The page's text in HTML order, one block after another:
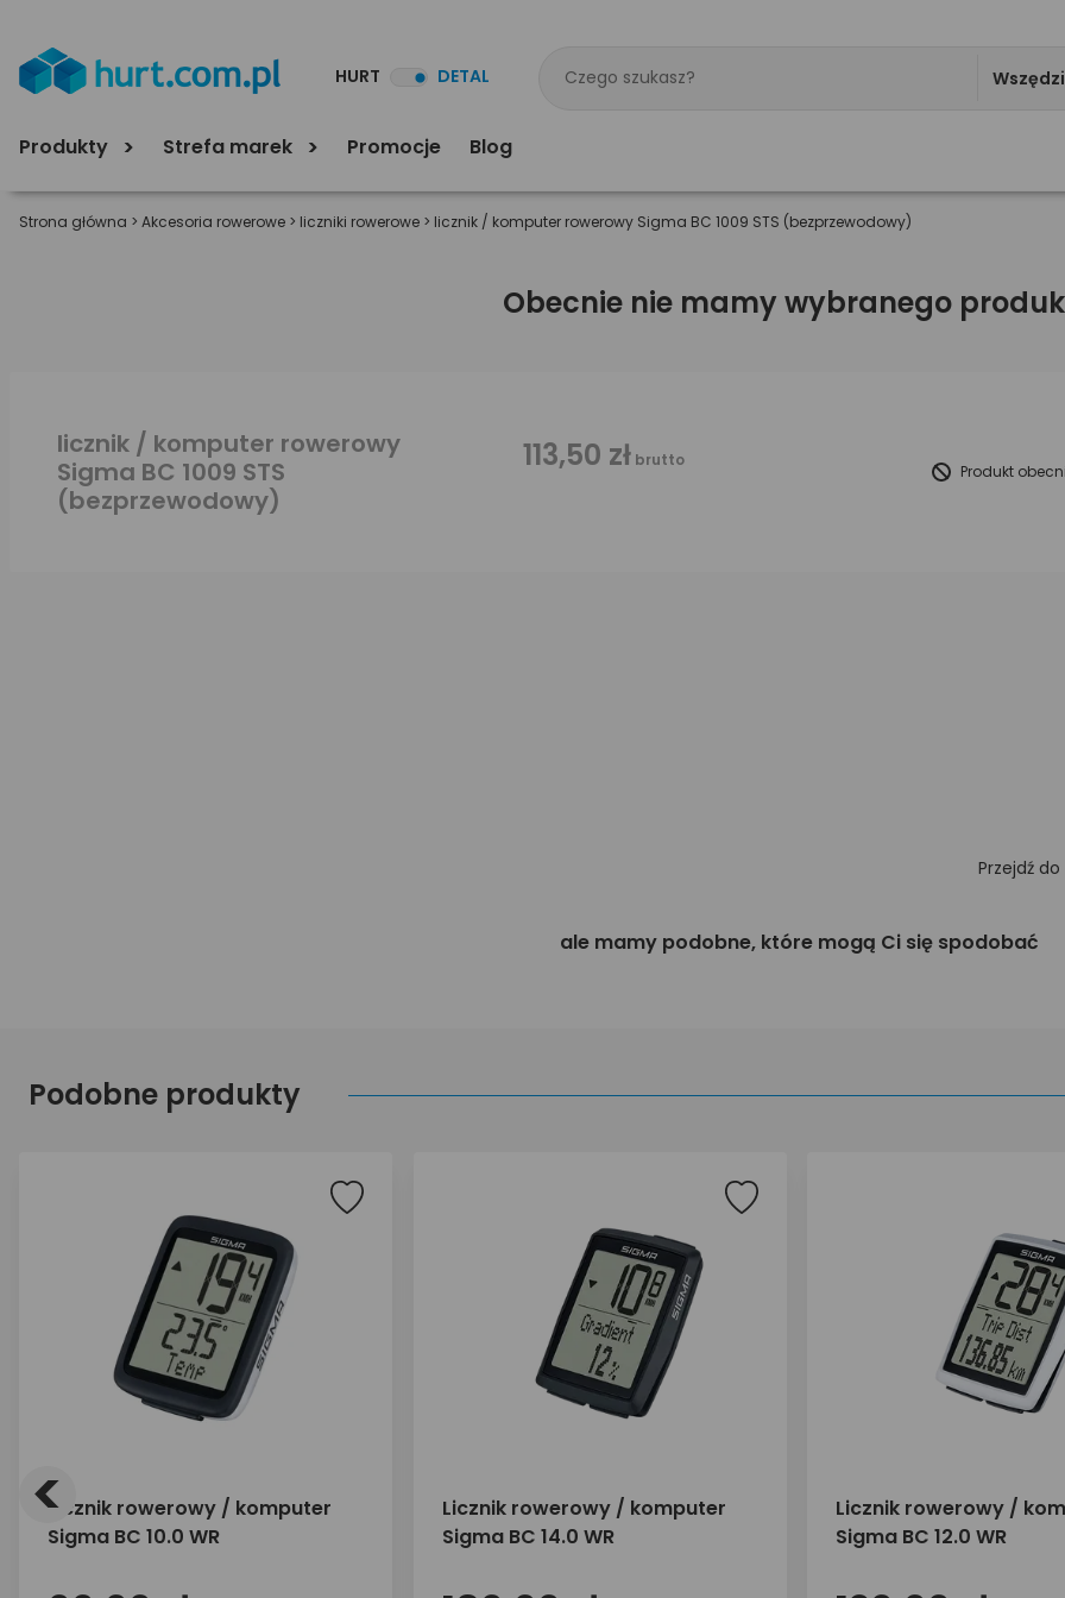
HURT DETAL
Produkty Strefa marek Promocje Blog
Strona główna > Akcesoria rowerowe > liczniki rowerowe > licznik / komputer rowerowy Sigma BC 1009 STS (bezprzewodowy)
Obecnie nie mamy wybranego
licznik / komputer rowerowy
Sigma BC 1009 STS
(bezprzewodowy)
113,50 zł brutto
Produkt
Przejdź do
ale mamy podobne, które mogą Ci się spodobać
Podobne produkty
Licznik rowerowy / komputer
Sigma BC 10.0 WR
Licznik rowerowy / komputer
Sigma BC 14.0 WR
Licznik rowerowy /
Sigma BC 12.0 WR
<